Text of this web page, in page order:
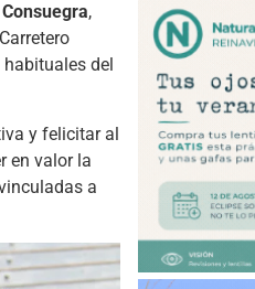
Consuegra,
del
y felicitar al
en valor la
a